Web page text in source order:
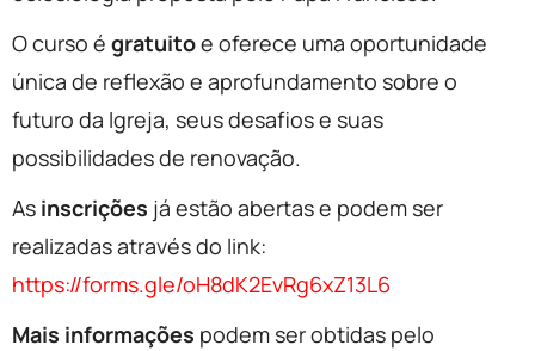
O curso é gratuitoe oferece uma oportunidade
única de reflexão e aprofundamento sobre o
futuro da Igreja, seus desafios e suas
possibilidades de renovação.
As inscrições já estão abertas e podem ser
realizadas através do link:
https://forms.gle/oH8dK2EvRg6xZ13L6
Mais informações podem ser obtidas pelo